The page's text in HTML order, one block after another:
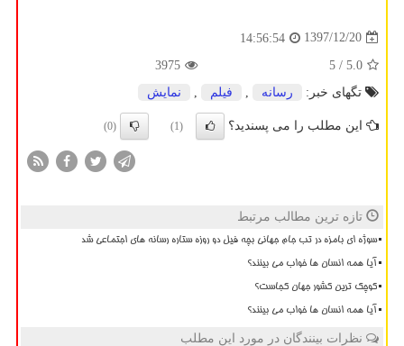
1397/12/20
14:56:54
5.0
/ 5
3975
تگهای خبر:
رسانه فیلم نمایش
این مطلب را می پسندید؟ (1)
(0)
تازه ترین مطالب مرتبط
سوژه ای بامزه در تب جام جهانی بچه فیل دو روزه ستاره رسانه های اجتماعی شد
آیا همه انسان ها خواب می بینند؟
کوچک ترین کشور جهان کجاست؟
آیا همه انسان ها خواب می بینند؟
نظرات بینندگان در مورد این مطلب